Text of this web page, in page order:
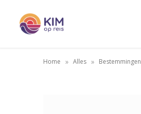
Home » Alles » Bestemmingen